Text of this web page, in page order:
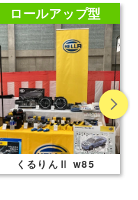
ロールアップ型
くるりんⅡ w60